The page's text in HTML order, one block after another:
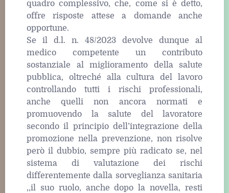
quadro complessivo, che, come si è detto,
offre risposte attese a domande anche
opportune.
Se il d.l. n. 48/2023 devolve dunque al
medico competente un contributo
sostanziale al miglioramento della salute
pubblica, oltreché alla cultura del lavoro
controllando tutti i rischi professionali,
anche quelli non ancora normati e
promuovendo la salute del lavoratore
secondo il principio dell’integrazione della
promozione nella prevenzione, non risolve
però il dubbio, sempre più radicato se, nel
sistema di valutazione dei rischi
differentemente dalla sorveglianza sanitaria
,,il suo ruolo, anche dopo la novella, resti